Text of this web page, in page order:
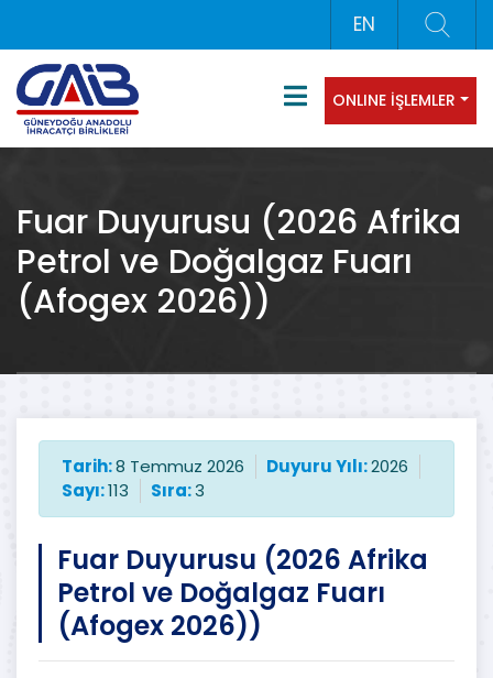
EN
ONLINE İŞLEMLER
Fuar Duyurusu (2026 Afrika
Petrol ve Doğalgaz Fuarı
(Afogex 2026))
Tarih:8 Temmuz 2026 Duyuru Yılı:2026
Sayı:113 Sıra:3
Fuar Duyurusu (2026 Afrika
Petrol ve Doğalgaz Fuarı
(Afogex 2026))